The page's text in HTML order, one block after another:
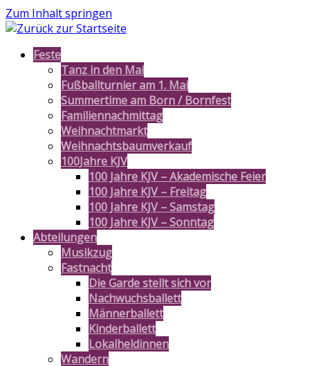
Zum Inhalt springen
Feste
Tanz in den Mai
Fußballturnier am 1. Mai
Summertime am Born / Bornfest
Familiennachmittag
Weihnachtmarkt
Weihnachtsbaumverkauf
100Jahre KJV
100 Jahre KJV – Akademische Feier
100 Jahre KJV – Freitag
100 Jahre KJV – Samstag
100 Jahre KJV – Sonntag
Abteilungen
Musikzug
Fastnacht
Die Garde stellt sich vor
Nachwuchsballett
Männerballett
Kinderballett
Lokalheldinnen
Wandern